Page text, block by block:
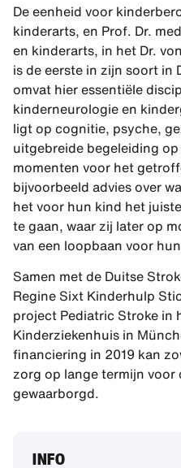
De eenheid voor
kinderarts, en Prof. Dr.
en kinderarts, in het Dr.
is de eerste in zijn soort
omvat hier essentiële
kinderneurologie en
ligt op cognitie, psyche,
uitgebreide begeleiding
momenten voor het
bijvoorbeeld advies over
het voor hun kind het
te gaan, waar zij later op
van een loopbaan voor
Samen met de Duitse
Regine Sixt Kinderhulp
project Pediatric Stroke in
Kinderziekenhuis in
financiering in 2019 kan
zorg op lange termijn
gewaarborgd.
INFO